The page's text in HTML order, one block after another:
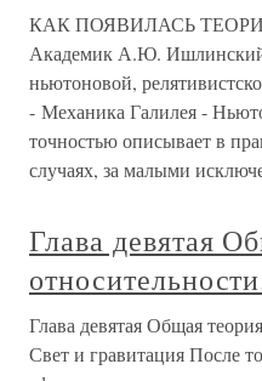
КАК ПОЯВИЛАСЬ
Академик А.Ю.
ньютоновой,
- Механика Галилея -
точностью описывает в
случаях, за малыми
Глава девятая
Глава девятая Общая
Свет и гравитация После